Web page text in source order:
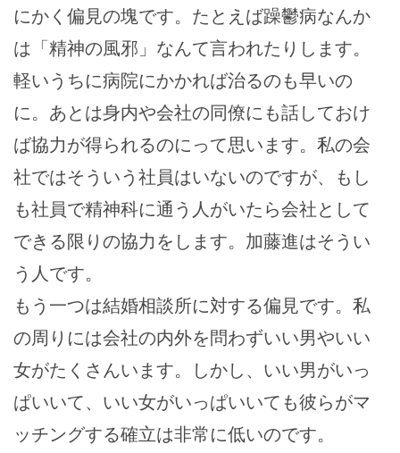
にかく偏見の塊です。たとえば躁鬱病なんか
は「精神の風邪」なんて言われたりします。
軽いうちに病院にかかれば治るのも早いの
に。あとは身内や会社の同僚にも話しておけ
ば協力が得られるのにって思います。私の会
社ではそういう社員はいないのですが、もし
も社員で精神科に通う人がいたら会社として
できる限りの協力をします。加藤進はそうい
う人です。
もう一つは結婚相談所に対する偏見です。私
の周りには会社の内外を問わずいい男やいい
女がたくさんいます。しかし、いい男がいっ
ぱいいて、いい女がいっぱいいても彼らがマ
ッチングする確立は非常に低いのです。